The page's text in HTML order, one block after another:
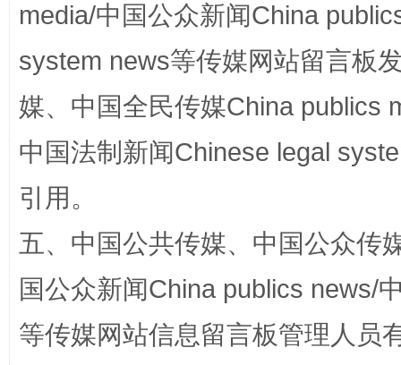
media/中国公众新闻China
system news等传媒网站留言板
媒、中国全民传媒China publics
中国法制新闻Chinese legal
引用。
五、中国公共传媒、中国公众传
国公众新闻China publics news/
等传媒网站信息留言板管理人员